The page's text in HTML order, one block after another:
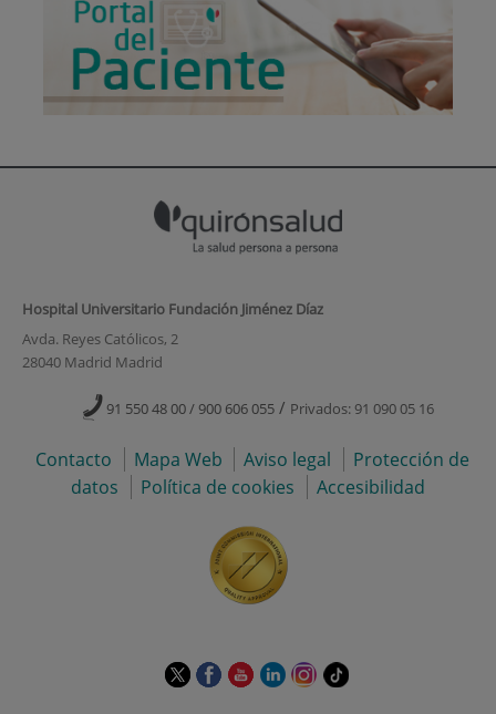
Hospital Universitario Fundación Jiménez Díaz
Avda. Reyes Católicos, 2
28040 Madrid Madrid
91 550 48 00 / 900 606 055 / Privados: 91 090 05 16
Contacto Mapa Web Aviso legal
Protección de
datos
Política de cookies Accesibilidad
EsteEsteEsteEsteEsteEnlace